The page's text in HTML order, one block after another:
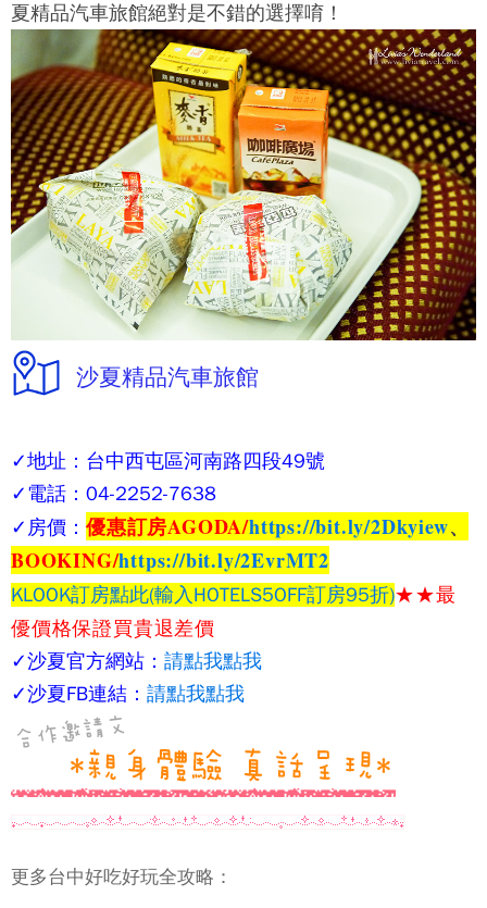
夏精品汽車旅館絕對是不錯的選擇唷！
沙夏精品汽車旅館
✓地址：台中西屯區河南路四段49號
✓電話：04-2252-7638
✓ 房價： 優惠訂房AGODA/https://bit.ly/2Dkyiew、
BOOKING/https://bit.ly/2EvrMT2
KLOOK訂房點此(輸入HOTELS5OFF訂房95折)★★最
優價格保證買貴退差價
✓沙夏官方網站： 請點我點我
✓沙夏FB連結： 請點我點我
更多台中好吃好玩全攻略：